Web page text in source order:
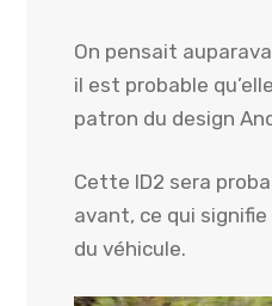
On pensait
il est probable
patron du design
Cette ID2 sera
avant, ce qui
du véhicule.